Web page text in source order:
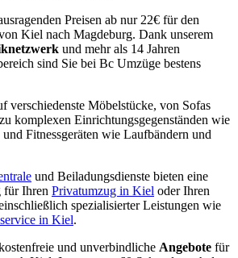
Preisen ab nur 22€ für den
Kiel nach Magdeburg. Dank unserem
und mehr als 14 Jahren
sind Sie bei Bc Umzüge bestens
verschiedenste Möbelstücke, von Sofas
komplexen Einrichtungsgegenständen wie
Fitnessgeräten wie Laufbändern und
und Beiladungsdienste bieten eine
für Ihren Privatumzug in Kiel oder Ihren
spezialisierter Leistungen wie
in Kiel.
und unverbindliche Angebote für